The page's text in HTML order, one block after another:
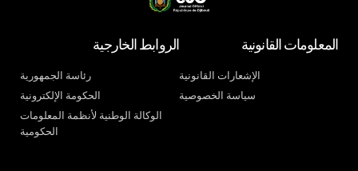
المعلومات القانونية
الإشعارات القانونية
سياسة الخصوصية
الروابط الخارجية
رئاسة الجمهورية
الحكومة الإلكترونية
الوكالة الوطنية لأنظمة المعلومات
الحكومية